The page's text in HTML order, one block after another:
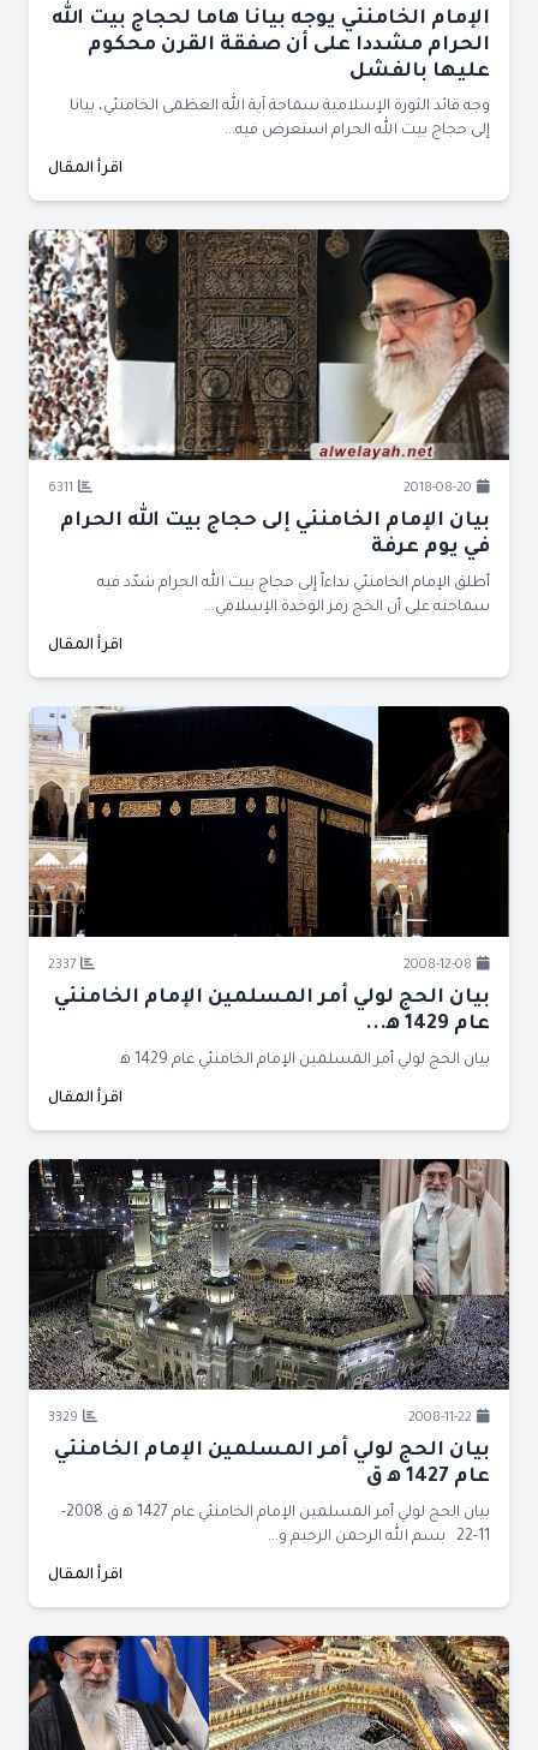
الإمام الخامنئي يوجه بيانا هاما لحجاج بيت الله
الحرام مشددا على أن صفقة القرن محكوم
عليها بالفشل
وجه قائد الثورة الإسلامية سماحة آية الله العظمى الخامنئي، بيانا
إلى حجاج بيت الله الحرام استعرض فيه...
اقرأ المقال
2018-08-20
6311
بيان الإمام الخامنئي إلى حجاج بيت الله الحرام
في يوم عرفة
أطلق الإمام الخامنئي نداءاً إلى حجاج بيت الله الحرام شدّد فيه
سماحته على أن الحج رمز الوحدة الإسلامي...
اقرأ المقال
2008-12-08
2337
بيان الحج لولي أمر المسلمين الإمام الخامنئي
عام 1429 ﻫ...
بيان الحج لولي أمر المسلمين الإمام الخامنئي عام 1429 ﻫ
اقرأ المقال
2008-11-22
3329
بيان الحج لولي أمر المسلمين الإمام الخامنئي
عام 1427 ﻫ ق
بيان الحج لولي أمر المسلمين الإمام الخامنئي عام 1427 ﻫ ق 2008-
11-22 بسم الله الرحمن الرحيم و...
اقرأ المقال